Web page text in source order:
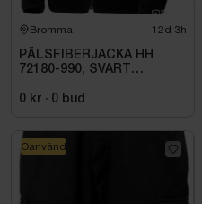
Bromma 12d 3h
PÄLSFIBERJACKA HH
72180-990, SVART
0 kr · 0 bud
Oanvänd